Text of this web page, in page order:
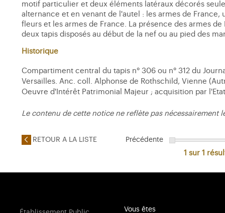
motif particulier et deux éléments latéraux décorés
alternance et en venant de l'autel : les armes de
fleurs et les armes de France. La présence des armes
deux tapis disposés au début de la nef ou au pied des
Historique
Compartiment central du tapis n° 306 ou n° 312 du
Versailles. Anc. coll. Alphonse de Rothschild, Vienne
Oeuvre d'Intérêt Patrimonial Majeur ; acquisition par
Le contenu de cette notice ne reflète pas nécessairement
RETOUR A LA LISTE Précédente
1 sur 1
Vous êtes